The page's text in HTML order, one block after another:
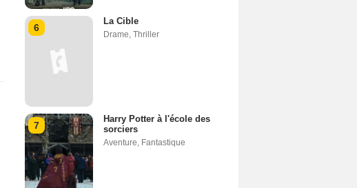
6
La Cible
Drame Thriller
7
Harry Potter à l'école des
sorciers
Aventure Fantastique